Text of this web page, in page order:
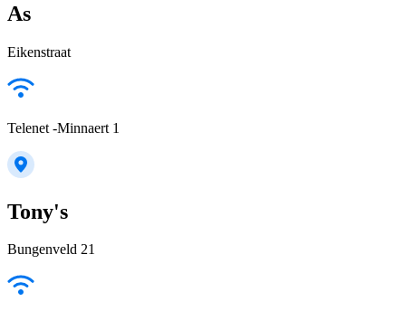
As
Eikenstraat
Telenet -Minnaert 1
Tony's
Bungenveld 21